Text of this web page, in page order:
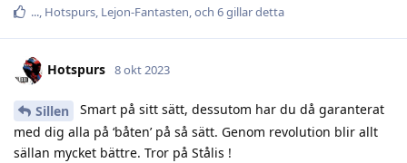
.​.​.​, Hotspurs, Lejon-Fantasten, och 6gillar detta
Hotspurs 8 okt 2023
Sillen
Smart på sitt sätt, dessutom har du då garanterat
med dig alla på ‘båten’ på så sätt. Genom revolution blir allt
sällan mycket bättre. Tror på Stålis !